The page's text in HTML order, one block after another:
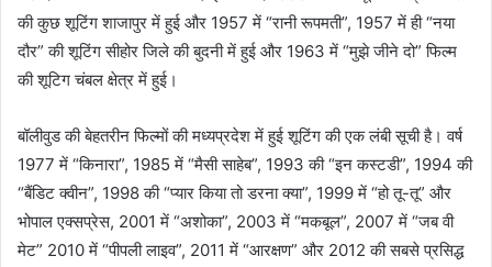
की कुछ शूटिंग शाजापुर में हुई और 1957 में “रानी रूपमती”, 1957 में ही “नया
दौर” की शूटिंग सीहोर जिले की बुदनी में हुई और 1963 में “मुझे जीने दो” फिल्म
की शूटिग चंबल क्षेत्र में हुई।
बॉलीवुड की बेहतरीन फिल्मों की मध्यप्रदेश में हुई शूटिंग की एक लंबी सूची है। वर्ष
1977 में “किनारा”, 1985 में “मैसी साहेब”, 1993 की “इन कस्टडी”, 1994 की
“बैंडिट क्वीन”, 1998 की “प्यार किया तो डरना क्या”, 1999 में “हो तू-तू” और
भोपाल एक्सप्रेस, 2001 में “अशोका”, 2003 में “मकबूल”, 2007 में “जब वी
मेट” 2010 में “पीपली लाइव”, 2011 में “आरक्षण” और 2012 की सबसे प्रसिद्ध